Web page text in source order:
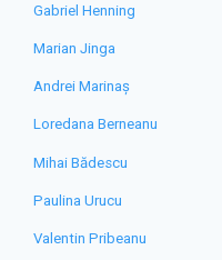
Gabriel Henning
Marian Jinga
Andrei Marinaș
Loredana Berneanu
Mihai Bădescu
Paulina Urucu
Valentin Pribeanu